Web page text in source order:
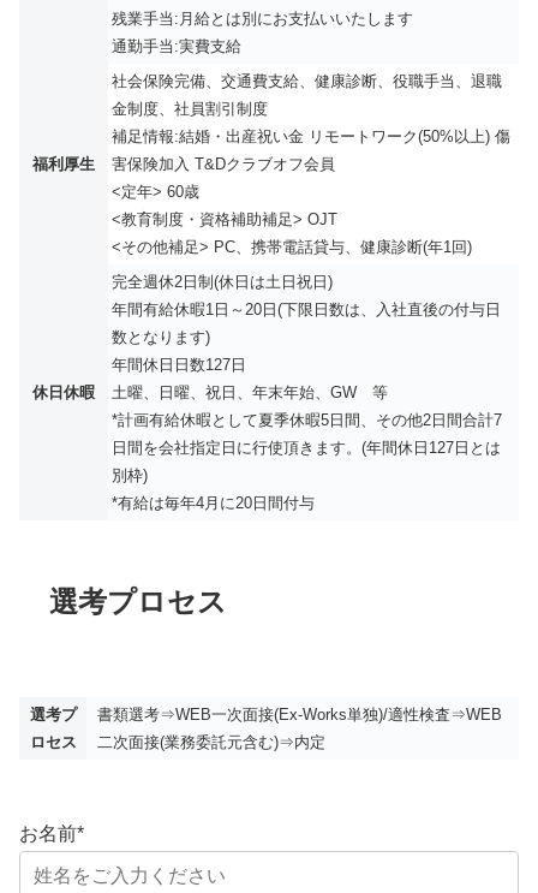
残業手当:月給とは別にお支払いいたします
通勤手当:実費支給
福利厚生
社会保険完備、交通費支給、健康診断、役職手当、退職
金制度、社員割引制度
補足情報:結婚・出産祝い金 リモートワーク(50%以上) 傷
害保険加入 T&Dクラブオフ会員
<定年> 60歳
<教育制度・資格補助補足> OJT
<その他補足> PC、携帯電話貸与、健康診断(年1回)
休日休暇
完全週休2日制(休日は土日祝日)
年間有給休暇1日～20日(下限日数は、入社直後の付与日
数となります)
年間休日日数127日
土曜、日曜、祝日、年末年始、GW 等
*計画有給休暇として夏季休暇5日間、その他2日間合計7
日間を会社指定日に行使頂きます。(年間休日127日とは
別枠)
*有給は毎年4月に20日間付与
選考プロセス
選考プ
ロセス
書類選考⇒WEB一次面接(Ex-Works単独)/適性検査⇒WEB
二次面接(業務委託元含む)⇒内定
お名前*